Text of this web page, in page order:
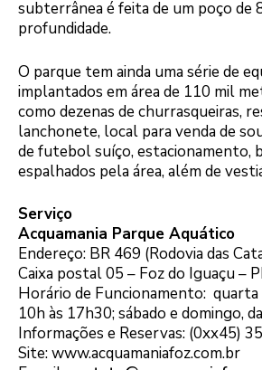
subterrânea é feita de um poço de
profundidade.
O parque tem ainda uma série de
implantados em área de 110 mil
como dezenas de churrasqueiras,
lanchonete, local para venda de
de futebol suíço, estacionamento,
espalhados pela área, além de
Serviço
Acquamania Parque Aquático
Endereço: BR 469 (Rodovia das
Caixa postal 05 – Foz do Iguaçu –
Horário de Funcionamento: quarta
10h às 17h30; sábado e domingo,
Informações e Reservas: (0xx45)
Site: www.acquamaniafoz.com.br